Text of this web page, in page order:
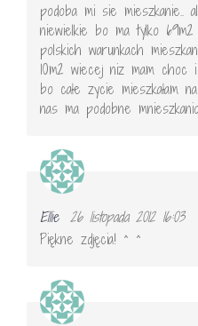
podoba mi sie mieszkanie..
niewielkie bo ma tylko
polskich warunkach
10m2 wiecej niz mam
bo całe zycie mieszkałam
nas ma podobne
Ellie 26 listopada 2012 16:03
Piękne zdjęcia! ^ ^